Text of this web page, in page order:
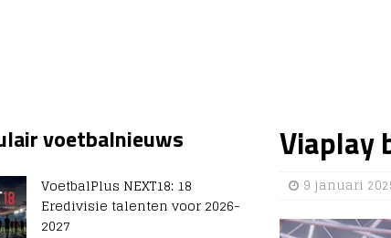
Viaplay
9 januari
voetbalnieuws
VoetbalPlus NEXT18: 18
Eredivisie talenten voor 2026-
2027